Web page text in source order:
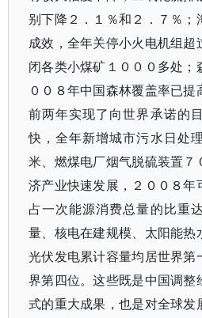
别下降２．１％和２．７％；
成效，全年关停小火电机组超
闭各类小煤矿１０００多处；
００８年中国森林覆盖率已
前两年实现了向世界承诺的
快，全年新增城市污水日处
米、燃煤电厂烟气脱硫装置７
济产业快速发展，２００８年
占一次能源消费总量的比重
量、核电在建规模、太阳能热
光伏发电累计容量均居世界第
界第四位。这些既是中国调整
式的重大成果，也是对全球发